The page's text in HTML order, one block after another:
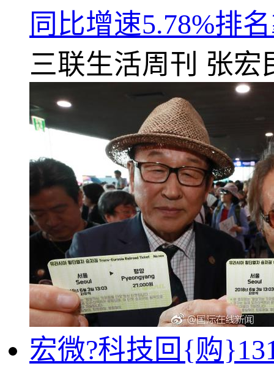
同比增速5.78%排
三联生活周刊 张宏
宏微?科技回{购